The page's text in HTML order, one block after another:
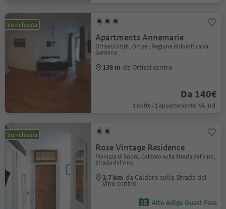
Su richiesta
Apartments Annemarie
Ortisei/Urtijëi, Ortisei, Regione dolomitica Val
Gardena
138 m da Ortisei centro
Da 140€
1 notte / 1 appartamento IVA incl.
Su richiesta
Rose Vintage Residence
Pianizza di Sopra, Caldaro sulla Strada del Vino,
Strada del Vino
2.7 km da Caldaro sulla Strada del
Vino centro
Alto Adige Guest Pass